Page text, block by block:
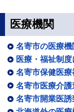
医療機関
名寄市の医療機
医療・福祉制
名寄市保健医
名寄市医療介護
名寄市開業医